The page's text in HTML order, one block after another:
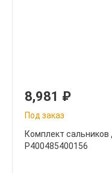
8,981 ₽
Под заказ
Комплект сальников
P400485400156